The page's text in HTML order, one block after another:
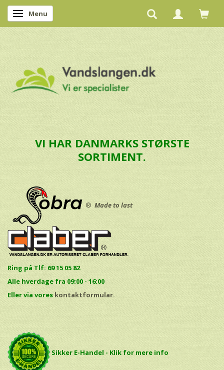
Skifte navigation
Menu
VI HAR DANMARKS STØRSTE
SORTIMENT.
® Made to last
Ring på Tlf: 69 15 05 82
Alle hverdage fra 09:00 - 16:00
Eller via vores kontaktformular.
Sikker E-Handel - Klik for mere info